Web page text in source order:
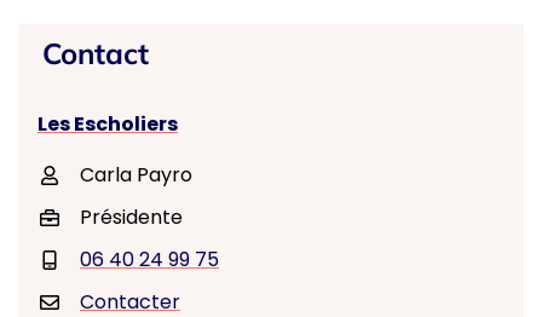
Contact
Les Escholiers
Carla Payro
Présidente
06 40 24 99 75
Contacter